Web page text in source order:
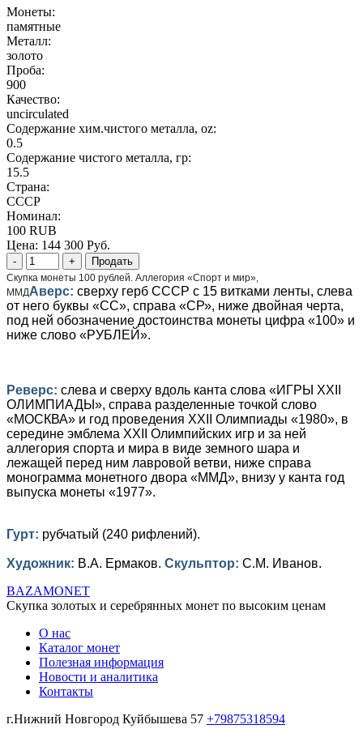
Монеты:
памятные
Металл:
золото
Проба:
900
Качество:
uncirculated
Содержание хим.чистого металла, oz:
0.5
Содержание чистого металла, гр:
15.5
Страна:
СССР
Номинал:
100 RUB
Цена: 144 300 Руб.
Скупка монеты 100 рублей. Аллегория «Спорт и мир»,
ММДАверс: сверху герб СССР с 15 витками ленты, слева
от него буквы «СС», справа «СР», ниже двойная черта,
под ней обозначение достоинства монеты цифра «100» и
ниже слово «РУБЛЕЙ».
Реверс: слева и сверху вдоль канта слова «ИГРЫ XXII
ОЛИМПИАДЫ», справа разделенные точкой слово
«МОСКВА» и год проведения XXII Олимпиады «1980», в
середине эмблема XXII Олимпийских игр и за ней
аллегория спорта и мира в виде земного шара и
лежащей перед ним лавровой ветви, ниже справа
монограмма монетного двора «ММД», внизу у канта год
выпуска монеты «1977».
Гурт: рубчатый (240 рифлений).
Художник: В.А. Ермаков. Скульптор: С.М. Иванов.
BAZAMONET
Скупка золотых и серебрянных монет по высоким ценам
О нас
Каталог монет
Полезная информация
Новости и аналитика
Контакты
г.Нижний Новгород Куйбышева 57 +79875318594